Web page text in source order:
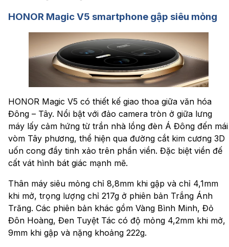
HONOR Magic V5 smartphone gập siêu mỏng
HONOR Magic V5 có thiết kế giao thoa giữa văn hóa
Đông – Tây. Nổi bật với đảo camera tròn ở giữa lưng
máy lấy cảm hứng từ trần nhà lồng đèn Á Đông đến mái
vòm Tây phương, thể hiện qua đường cắt kim cương 3D
uốn cong đầy tinh xảo trên phần viền. Đặc biệt viền đế
cất vát hình bát giác mạnh mẽ.
Thân máy siêu mỏng chỉ 8,8mm khi gập và chỉ 4,1mm
khi mở, trọng lượng chỉ 217g ở phiên bản Trắng Ánh
Trăng. Các phiên bản khác gồm Vàng Bình Minh, Đỏ
Đôn Hoàng, Đen Tuyệt Tác có độ mỏng 4,2mm khi mở,
9mm khi gập và nặng khoảng 222g.